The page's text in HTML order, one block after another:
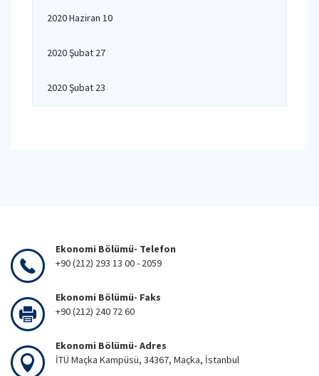
2020 Haziran 10
2020 Şubat 27
2020 Şubat 23
Ekonomi Bölümü- Telefon
+90 (212) 293 13 00 - 2059
Ekonomi Bölümü- Faks
+90 (212) 240 72 60
Ekonomi Bölümü- Adres
İTÜ Maçka Kampüsü, 34367, Maçka, İstanbul